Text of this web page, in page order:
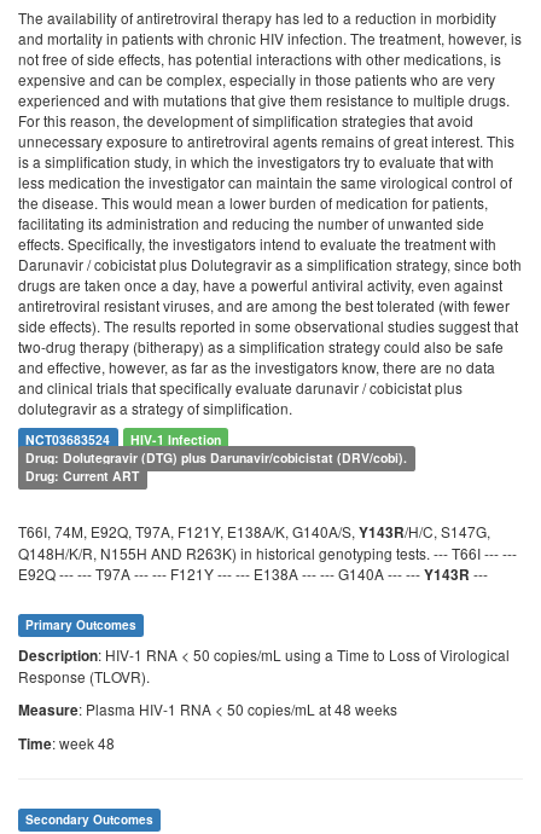
The availability of antiretroviral therapy has led to a reduction in morbidity
and mortality in patients with chronic HIV infection. The treatment, however, is
not free of side effects, has potential interactions with other medications, is
expensive and can be complex, especially in those patients who are very
experienced and with mutations that give them resistance to multiple drugs.
For this reason, the development of simplification strategies that avoid
unnecessary exposure to antiretroviral agents remains of great interest. This
is a simplification study, in which the investigators try to evaluate that with
less medication the investigator can maintain the same virological control of
the disease. This would mean a lower burden of medication for patients,
facilitating its administration and reducing the number of unwanted side
effects. Specifically, the investigators intend to evaluate the treatment with
Darunavir / cobicistat plus Dolutegravir as a simplification strategy, since both
drugs are taken once a day, have a powerful antiviral activity, even against
antiretroviral resistant viruses, and are among the best tolerated (with fewer
side effects). The results reported in some observational studies suggest that
two-drug therapy (bitherapy) as a simplification strategy could also be safe
and effective, however, as far as the investigators know, there are no data
and clinical trials that specifically evaluate darunavir / cobicistat plus
dolutegravir as a strategy of simplification.
NCT03683524
HIV-1 Infection
Drug: Dolutegravir (DTG) plus Darunavir/cobicistat (DRV/cobi).
Drug: Current ART
T66I, 74M, E92Q, T97A, F121Y, E138A/K, G140A/S, Y143R/H/C, S147G,
Q148H/K/R, N155H AND R263K) in historical genotyping tests. --- T66I --- ---
E92Q --- --- T97A --- --- F121Y --- --- E138A --- --- G140A --- ---Y143R ---
Primary Outcomes
Description: HIV-1 RNA < 50 copies/mL using a Time to Loss of Virological
Response (TLOVR).
Measure: Plasma HIV-1 RNA < 50 copies/mL at 48 weeks
Time: week 48
Secondary Outcomes